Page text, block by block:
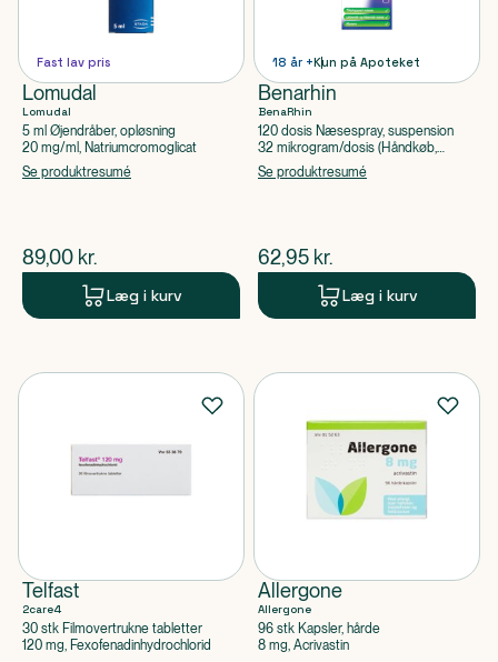
Fast lav pris
Lomudal
Lomudal
5 ml Øjendråber, opløsning
20 mg/ml, Natriumcromoglicat
Se produktresumé
$nuværende pris
89,00 kr.
Læg i kurv
18 år +Kun på Apoteket
Benarhin
BenaRhin
120 dosis Næsespray, suspension
32 mikrogram/dosis (Håndkøb,
apoteksforbeholdt), Budesonid
Se produktresumé
$nuværende pris
62,95 kr.
Læg i kurv
Telfast
2care4
30 stk Filmovertrukne tabletter
120 mg, Fexofenadinhydrochlorid
Allergone
Allergone
96 stk Kapsler, hårde
8 mg, Acrivastin